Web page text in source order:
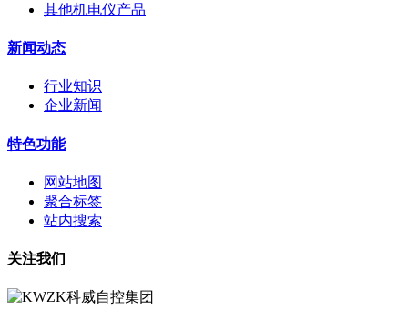
其他机电仪产品
新闻动态
行业知识
企业新闻
特色功能
网站地图
聚合标签
站内搜索
关注我们